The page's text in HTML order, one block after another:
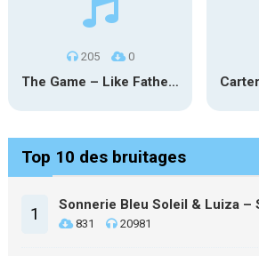
205 0
The Game – Like Father Like Daughter
Top 10 des bruitages
1 Sonnerie Bleu Soleil & Luiza –
831 20981